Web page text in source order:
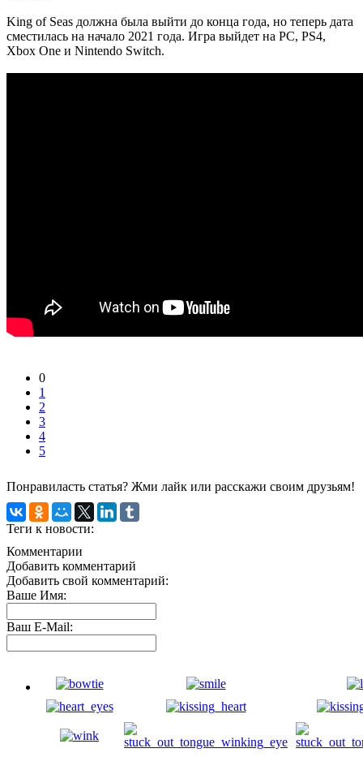
King of Seas должна была выйти до конца года, но теперь дата
сместилась на начало 2021 года. Игра выйдет на PC, PS4,
Xbox One и Nintendo Switch.
0
1
2
3
4
5
Понравиласть статья? Жми лайк или расскажи своим друзьям!
Теги к новости:
Комментарии
Добавить комментарий
Добавить свой комментарий:
Ваше Имя:
Ваш E-Mail: